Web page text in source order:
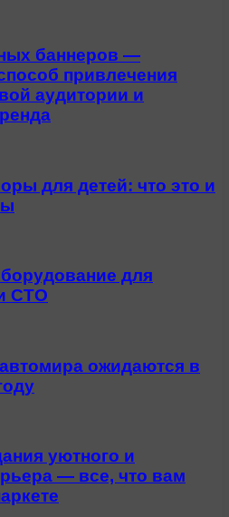
баннеров —
привлечения
аудитории и
для детей: что это и
для
СТО
ожидаются в
уютного и
— все, что вам